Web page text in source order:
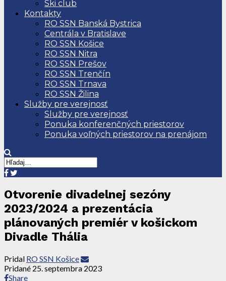
Ski club
Kontakty
RO SSN Banská Bystrica
Centrála v Bratislave
RO SSN Košice
RO SSN Nitra
RO SSN Prešov
RO SSN Trenčín
RO SSN Trnava
RO SSN Žilina
Služby pre verejnosť
Služby pre verejnosť
Ponuka konferenčných priestorov
Ponuka voľných priestorov na prenájom
Otvorenie divadelnej sezóny
2023/2024 a prezentácia
plánovaných premiér v košickom
Divadle Thália
Pridal RO SSN Košice
Pridané 25. septembra 2023
Share